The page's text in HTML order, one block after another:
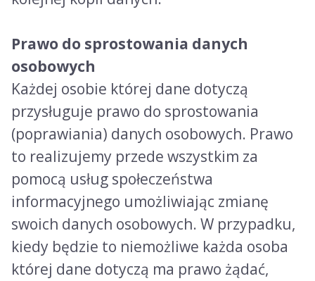
Prawo do sprostowania danych
osobowych
Każdej osobie której dane dotyczą
przysługuje prawo do sprostowania
(poprawiania) danych osobowych. Prawo
to realizujemy przede wszystkim za
pomocą usług społeczeństwa
informacyjnego umożliwiając zmianę
swoich danych osobowych. W przypadku,
kiedy będzie to niemożliwe każda osoba
której dane dotyczą ma prawo żądać,